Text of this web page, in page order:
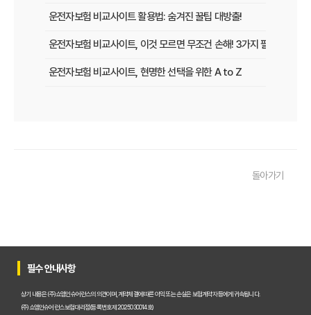
운전자보험 비교사이트 활용법: 숨겨진 꿀팁 대방출!
운전자보험 비교사이트, 이것 모르면 무조건 손해! 3가지 필수 확인 사
운전자보험 비교사이트, 현명한 선택을 위한 A to Z
운전자보험 비교사이트 활용법: 숨겨진 혜택과 주의사항 완벽 분석
운전자보험 비교사이트 활용법, 전문가가 알려주는 숨겨진 꿀팁 대방
"나만 몰랐네?" 운전자보험 비교사이트 선택, 이것만 알면 보험료 절
돌아가기
필수 안내사항
상기 내용은 (주)쇼엠인슈어런스의 의견이며, 계약체결에 따른 이익 또는 손실은 보험계약자 등에게 귀속됩니다.
(주)쇼엠인슈어런스 보험대리점(등록번호 제2025030014호)